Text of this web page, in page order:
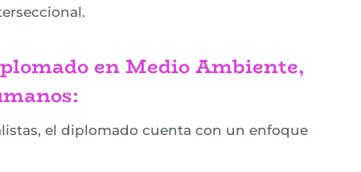
.
en Medio Ambiente,
el diplomado cuenta con un enfoque